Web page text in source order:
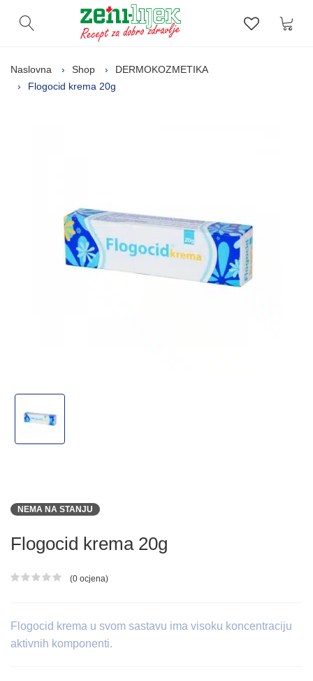
Otvori pretragu Lista
Naslovna Shop
DERMOKOZMETIKA
Flogocid krema 20g
NEMA NA STANJU
Flogocid krema 20g
Ocjena proizvoda
(0 ocjena)
Flogocid krema u svom sastavu ima visoku koncentraciju
aktivnih komponenti.